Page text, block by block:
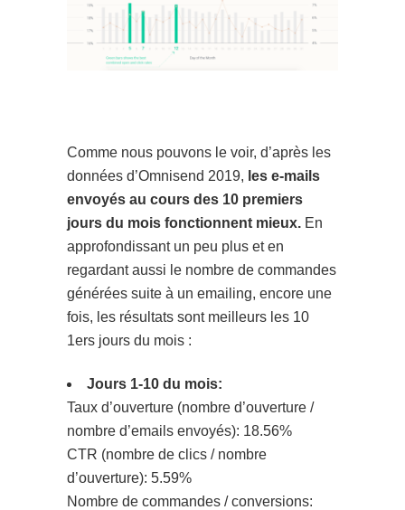
Comme nous pouvons le voir, d’après les
données d’Omnisend 2019, les e-mails
envoyés au cours des 10 premiers
jours du mois fonctionnent mieux. En
approfondissant un peu plus et en
regardant aussi le nombre de commandes
générées suite à un emailing, encore une
fois, les résultats sont meilleurs les 10
1ers jours du mois :
Jours 1-10 du mois:
Taux d’ouverture (nombre d’ouverture /
nombre d’emails envoyés): 18.56%
CTR (nombre de clics / nombre
d’ouverture): 5.59%
Nombre de commandes / conversions: